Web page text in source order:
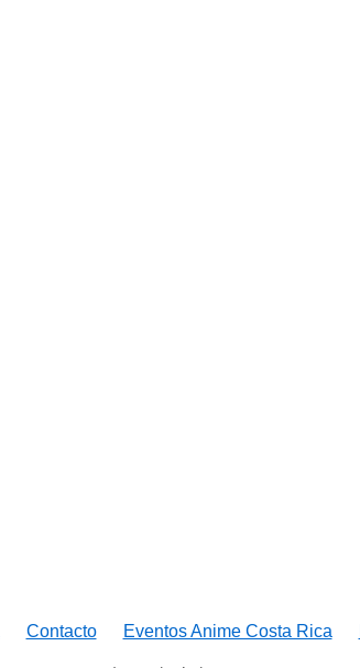
Contacto Eventos Anime Costa Rica